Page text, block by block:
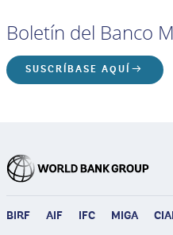
Boletín del Banco
SUSCRÍBASE AQUÍ
BIRF AIF IFC MIGA